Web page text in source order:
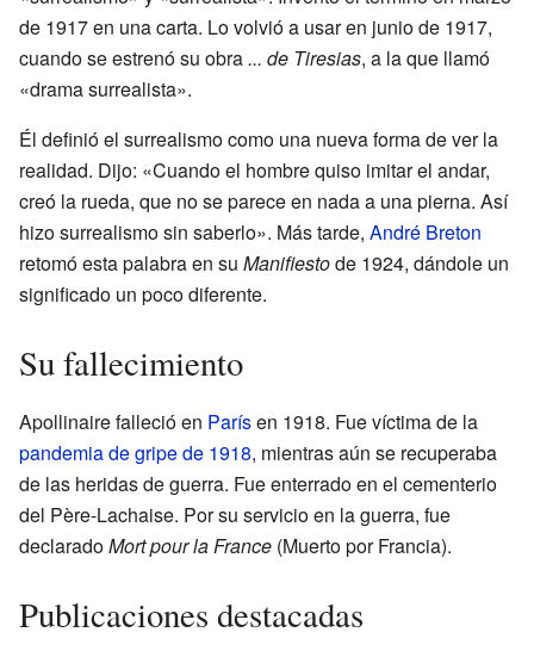
de 1917 en una carta. Lo volvió a usar en junio de 1917,
cuando se estrenó su obra... de Tiresias, a la que llamó
«drama surrealista».
Él definió el surrealismo como una nueva forma de ver la
realidad. Dijo: «Cuando el hombre quiso imitar el andar,
creó la rueda, que no se parece en nada a una pierna. Así
hizo surrealismo sin saberlo». Más tarde, André Breton
retomó esta palabra en su Manifiestode 1924, dándole un
significado un poco diferente.
Su fallecimiento
Apollinaire falleció en Parísen 1918. Fue víctima de la
pandemia de gripe de 1918, mientras aún se recuperaba
de las heridas de guerra. Fue enterrado en el cementerio
del Père-Lachaise. Por su servicio en la guerra, fue
declaradoMort pour la France (Muerto por Francia).
Publicaciones destacadas